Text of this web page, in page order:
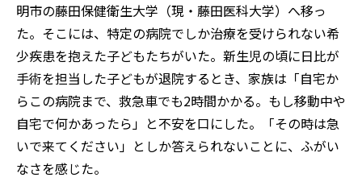
明市の藤田保健衛生大学（現・藤田医科大学）へ移っ
た。そこには、特定の病院でしか治療を受けられない希
少疾患を抱えた子どもたちがいた。新生児の頃に日比が
手術を担当した子どもが退院するとき、家族は「自宅か
らこの病院まで、救急車でも2時間かかる。もし移動中や
自宅で何かあったら」と不安を口にした。「その時は急
いで来てください」としか答えられないことに、ふがい
なさを感じた。